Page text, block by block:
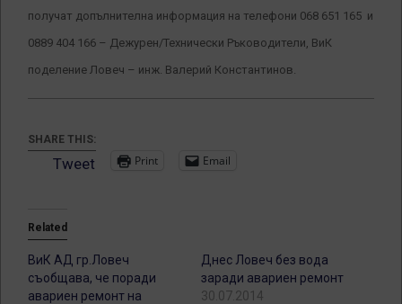
получат допълнителна информация на телефони 068 651 165 и
0889 404 166 – Дежурен/Технически Ръководители, ВиК
поделение Ловеч – инж. Валерий Константинов.
SHARE THIS:
Tweet Print Email
Related
ВиК АД гр.Ловеч
съобщава, че поради
авариен ремонт на
Днес Ловеч без вода
заради авариен ремонт
30.07.2014